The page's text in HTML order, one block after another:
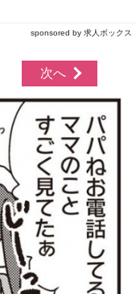
sponsored by 求人ボックス
次へ